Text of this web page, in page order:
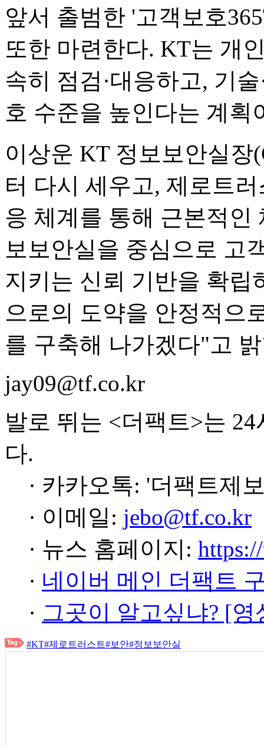
앞서 출범한 '고객보호
또한 마련한다. KT는 개
속히 점검·대응하고, 기
호 수준을 높인다는 계획
이상운 KT 정보보안실장
터 다시 세우고, 제로트
응 체계를 통해 근본적
보보안실을 중심으로 고
지키는 신뢰 기반을 확
으로의 도약을 안정적으
를 구축해 나가겠다"고
jay09@tf.co.kr
발로 뛰는 <더팩트>는
다.
· 카카오톡: '더팩트제
· 이메일: jebo@tf.co.kr
· 뉴스 홈페이지:
· 네이버 메인 더팩트
· 그곳이 알고싶냐? [
#KT#제로트러스트#보안#정보보안실